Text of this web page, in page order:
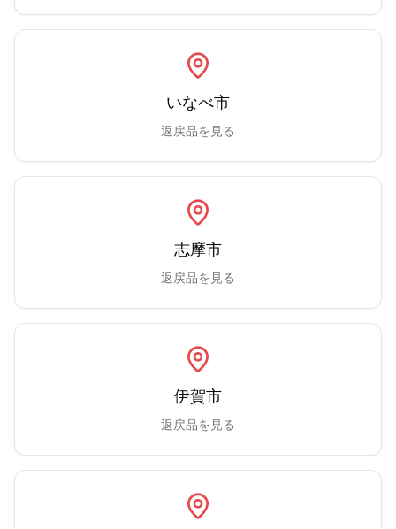
いなべ市
返戻品を見る
志摩市
返戻品を見る
伊賀市
返戻品を見る